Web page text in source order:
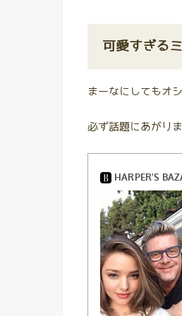
可愛すぎる
まーなにしてもオ
必ず話題にあがり